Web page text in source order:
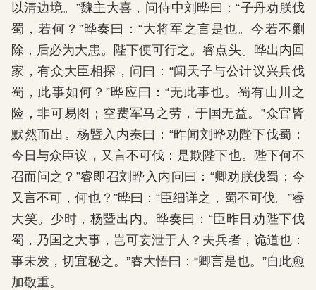
以清边境。”魏主大喜，问侍中刘晔曰：“子丹劝朕伐
蜀，若何？”晔奏曰：“大将军之言是也。今若不剿
除，后必为大患。陛下便可行之。睿点头。晔出内回
家，有众大臣相探，问曰：“闻天子与公计议兴兵伐
蜀，此事如何？”晔应曰：“无此事也。蜀有山川之
险，非可易图；空费军马之劳，于国无益。”众官皆
默然而出。杨暨入内奏曰：“昨闻刘晔劝陛下伐蜀；
今日与众臣议，又言不可伐：是欺陛下也。陛下何不
召而问之？”睿即召刘晔入内问曰：“卿劝朕伐蜀；今
又言不可，何也？”晔曰：“臣细详之，蜀不可伐。”睿
大笑。少时，杨暨出内。晔奏曰：“臣昨日劝陛下伐
蜀，乃国之大事，岂可妄泄于人？夫兵者，诡道也：
事未发，切宜秘之。”睿大悟曰：“卿言是也。”自此愈
加敬重。